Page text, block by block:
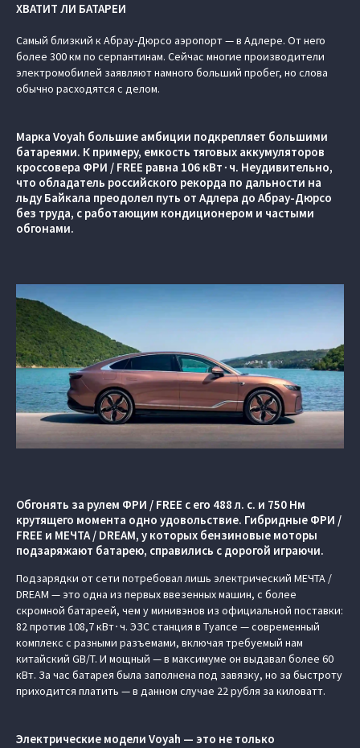
ХВАТИТ ЛИ БАТАРЕИ
Самый близкий к Абрау-Дюрсо аэропорт — в Адлере. От него
более 300 км по серпантинам. Сейчас многие производители
электромобилей заявляют намного больший пробег, но слова
обычно расходятся с делом.
Марка Voyah большие амбиции подкрепляет большими
батареями. К примеру, емкость тяговых аккумуляторов
кроссовера ФРИ / FREE равна 106 кВт∙ч. Неудивительно,
что обладатель российского рекорда по дальности на
льду Байкала преодолел путь от Адлера до Абрау-Дюрсо
без труда, с работающим кондиционером и частыми
обгонами.
Обгонять за рулем ФРИ / FREE c его 488 л. с. и 750 Нм
крутящего момента одно удовольствие. Гибридные ФРИ /
FREE и МЕЧТА / DREAM, у которых бензиновые моторы
подзаряжают батарею, справились с дорогой играючи.
Подзарядки от сети потребовал лишь электрический МЕЧТА /
DREAM — это одна из первых ввезенных машин, с более
скромной батареей, чем у минивэнов из официальной поставки:
82 против 108,7 кВт∙ч. ЭЗС станция в Туапсе — современный
комплекс с разными разъемами, включая требуемый нам
китайский GB/T. И мощный — в максимуме он выдавал более 60
кВт. За час батарея была заполнена под завязку, но за быстроту
приходится платить — в данном случае 22 рубля за киловатт.
Электрические модели Voyah — это не только